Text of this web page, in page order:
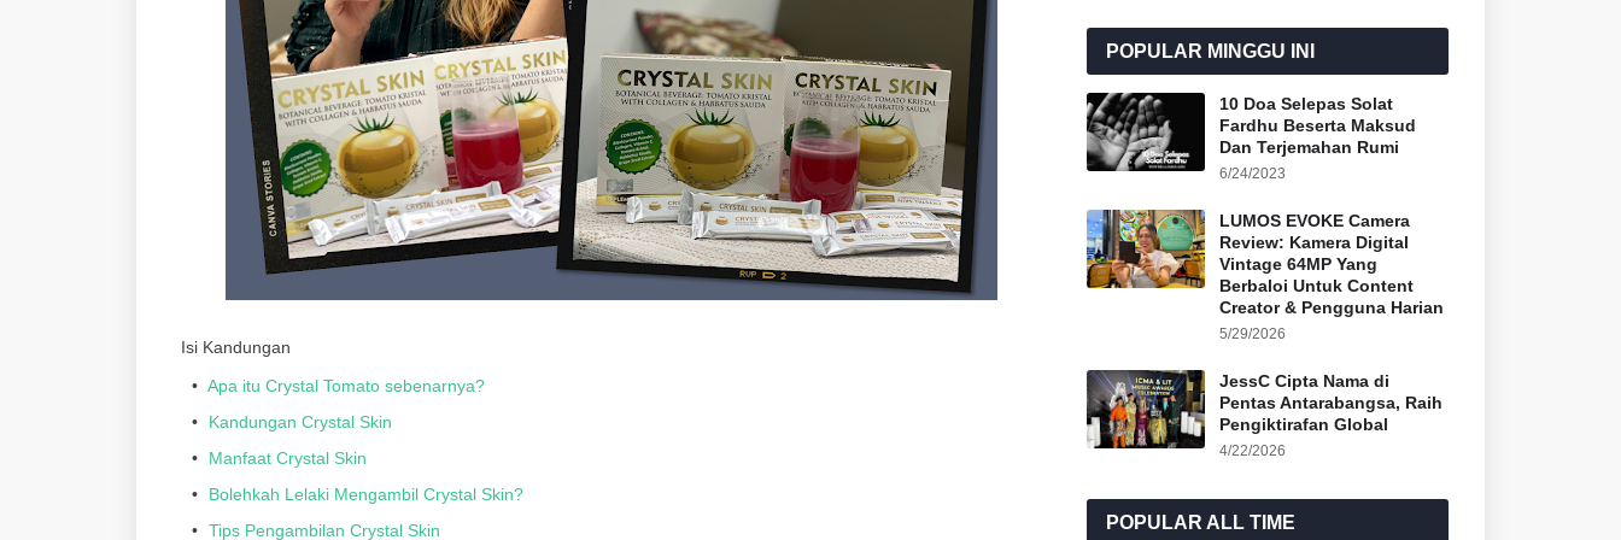
Isi Kandungan
Apa itu Crystal Tomato sebenarnya?
Kandungan Crystal Skin
Manfaat Crystal Skin
Bolehkah Lelaki Mengambil Crystal Skin?
Tips Pengambilan Crystal Skin
POPULAR MINGGU INI
10 Doa Selepas Solat
Fardhu Beserta Maksud
Dan Terjemahan Rumi
6/24/2023
LUMOS EVOKE Camera
Review: Kamera Digital
Vintage 64MP Yang
Berbaloi Untuk Content
Creator & Pengguna Harian
5/29/2026
JessC Cipta Nama di
Pentas Antarabangsa, Raih
Pengiktirafan Global
4/22/2026
POPULAR ALL TIME